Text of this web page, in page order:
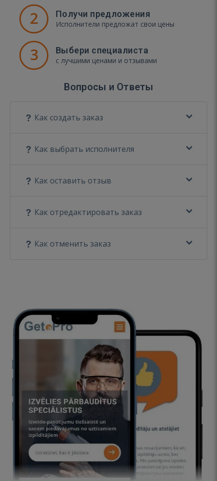
2 Получи предложения
Исполнители предложат свои цены
3 Выбери специалиста
с лучшими ценами и отзывами
Вопросы и Ответы
Как создать заказ
Как выбрать исполнителя
Как оставить отзыв
Как отредактировать заказ
Как отменить заказ